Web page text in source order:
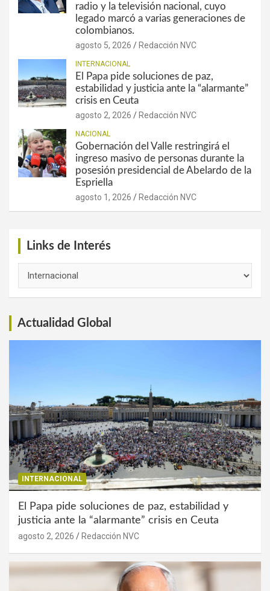
radio y la televisión nacional, cuyo
legado marcó a varias generaciones de
colombianos.
agosto 5, 2026 Redacción NVC
INTERNACIONAL
El Papa pide soluciones de paz,
estabilidad y justicia ante la “alarmante”
crisis en Ceuta
agosto 2, 2026 Redacción NVC
NACIONAL
Gobernación del Valle restringirá el
ingreso masivo de personas durante la
posesión presidencial de Abelardo de la
Espriella
agosto 1, 2026 Redacción NVC
Links de Interés
Actualidad Global
INTERNACIONAL
El Papa pide soluciones de paz, estabilidad y
justicia ante la “alarmante” crisis en Ceuta
agosto 2, 2026 Redacción NVC